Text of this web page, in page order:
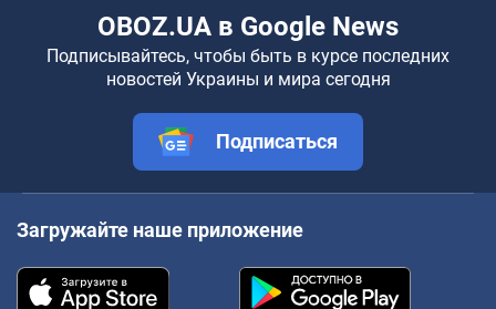
OBOZ.UA в Google News
Подписывайтесь, чтобы быть в курсе последних
новостей Украины и мира сегодня
Подписаться
Загружайте наше приложение